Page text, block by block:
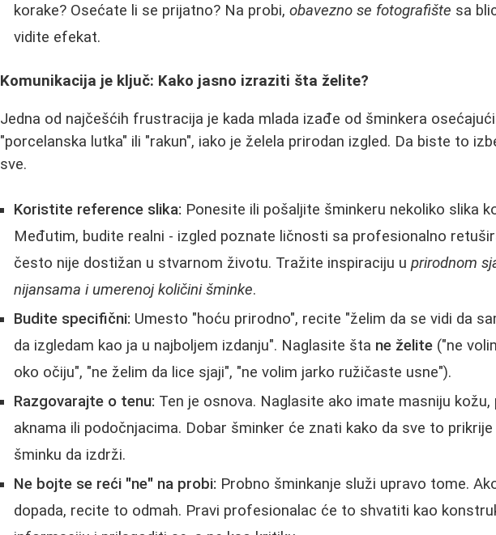
korake? Osećate li se prijatno? Na probi,obavezno se fotografište sa
vidite efekat.
Komunikacija je ključ: Kako jasno izraziti šta želite?
Jedna od najčešćih frustracija je kada mlada izađe od šminkera
"porcelanska lutka" ili "rakun", iako je želela prirodan izgled. Da biste to
sve.
Koristite reference slika: Ponesite ili pošaljite šminkeru nekoliko slika
Međutim, budite realni - izgled poznate ličnosti sa profesionalno
često nije dostižan u stvarnom životu. Tražite inspiraciju uprirodnom
nijansama i umerenoj količini šminke.
Budite specifični: Umesto "hoću prirodno", recite "želim da se vidi da
da izgledam kao ja u najboljem izdanju". Naglasite šta ne želite ("ne
oko očiju", "ne želim da lice sjaji", "ne volim jarko ružičaste usne").
Razgovarajte o tenu: Ten je osnova. Naglasite ako imate masniju kožu,
aknama ili podočnjacima. Dobar šminker će znati kako da sve to
šminku da izdrži.
Ne bojte se reći "ne" na probi: Probno šminkanje služi upravo tome.
dopada, recite to odmah. Pravi profesionalac će to shvatiti kao